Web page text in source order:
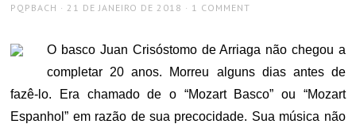
AUTHOR
PQPBACH
POSTED
21 DE JANEIRO DE 2018 1 COMMENT
O basco Juan Crisóstomo de Arriaga não chegou a
completar 20 anos. Morreu alguns dias antes de
fazê-lo. Era chamado de o “Mozart Basco” ou “Mozart
Espanhol” em razão de sua precocidade. Sua música não